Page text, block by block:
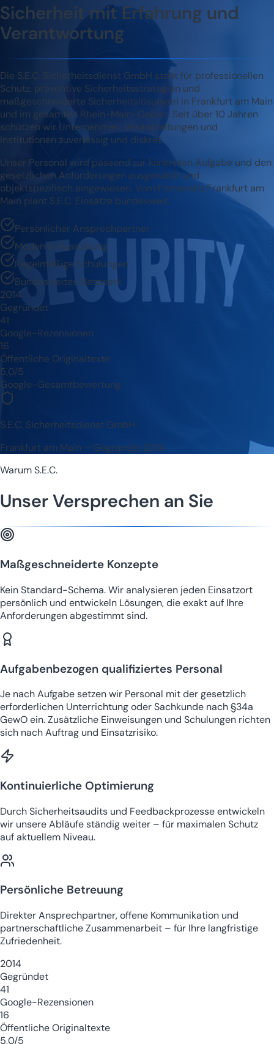
Sicherheit mit Erfahrung und
Verantwortung
Die S.E.C. Sicherheitsdienst GmbH steht für professionellen
Schutz, präventive Sicherheitsstrategien und
maßgeschneiderte Sicherheitslösungen in Frankfurt am Main
und im gesamten Rhein-Main-Gebiet. Seit über 10 Jahren
schützen wir Unternehmen, Veranstaltungen und
Institutionen zuverlässig und diskret.
Unser Personal wird passend zur konkreten Aufgabe und den
gesetzlichen Anforderungen ausgewählt und
objektspezifisch eingewiesen. Vom Firmensitz Frankfurt am
Main plant S.E.C. Einsätze bundesweit.
Persönlicher Ansprechpartner
Moderne Ausrüstung
Regelmäßige Schulungen
Bundesweites Netzwerk
2014
Gegründet
41
Google-Rezensionen
16
Öffentliche Originaltexte
5,0/5
Google-Gesamtbewertung
S.E.C. Sicherheitsdienst GmbH
Frankfurt am Main – Gegründet 2014
Warum S.E.C.
Unser Versprechen an Sie
Maßgeschneiderte Konzepte
Kein Standard-Schema. Wir analysieren jeden Einsatzort
persönlich und entwickeln Lösungen, die exakt auf Ihre
Anforderungen abgestimmt sind.
Aufgabenbezogen qualifiziertes Personal
Je nach Aufgabe setzen wir Personal mit der gesetzlich
erforderlichen Unterrichtung oder Sachkunde nach §34a
GewO ein. Zusätzliche Einweisungen und Schulungen richten
sich nach Auftrag und Einsatzrisiko.
Kontinuierliche Optimierung
Durch Sicherheitsaudits und Feedbackprozesse entwickeln
wir unsere Abläufe ständig weiter – für maximalen Schutz
auf aktuellem Niveau.
Persönliche Betreuung
Direkter Ansprechpartner, offene Kommunikation und
partnerschaftliche Zusammenarbeit – für Ihre langfristige
Zufriedenheit.
2014
Gegründet
41
Google-Rezensionen
16
Öffentliche Originaltexte
5,0/5